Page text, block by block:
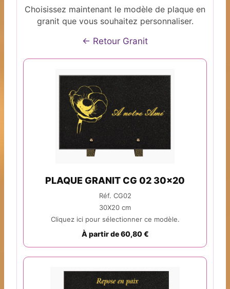
Choisissez maintenant le modèle de plaque en
granit que vous souhaitez personnaliser.
← Retour Granit
PLAQUE GRANIT CG 02 30x20
Réf. CG02
30X20 cm
Cliquez ici pour sélectionner ce modèle.
À partir de 60,80 €